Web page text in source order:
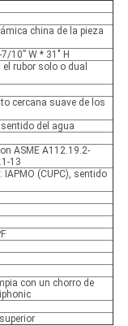
china de la pieza
10” W * 31" H
el rubor solo o dual
cercana suave de los
sentido del agua
ASME A112.19.2-
13
IAPMO (CUPC), sentido
con un chorro de